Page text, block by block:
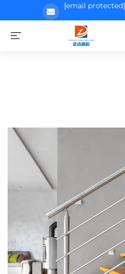
[email protected]